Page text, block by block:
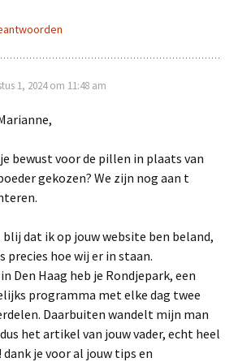
1, 2024 om 11:48 am
bewust voor de pillen in plaats van
gekozen? We zijn nog aan t
blij dat ik op jouw website ben beland,
precies hoe wij er in staan.
Den Haag heb je Rondjepark, een
programma met elke dag twee
Daarbuiten wandelt mijn man
het artikel van jouw vader, echt heel
dank je voor al jouw tips en